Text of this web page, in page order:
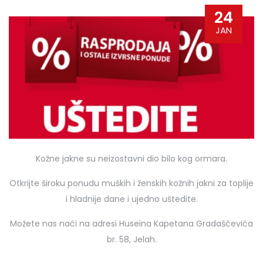
24
JAN
Kožne jakne su neizostavni dio bilo kog ormara.
Otkrijte široku ponudu muških i ženskih kožnih jakni za toplije
i hladnije dane i ujedno uštedite.
Možete nas naći na adresi Huseina Kapetana Gradaščevića
br. 58, Jelah.